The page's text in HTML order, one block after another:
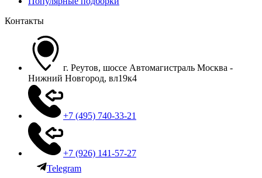
Контакты
г. Реутов, шоссе Автомагистраль Москва -
Нижний Новгород, вл19к4
+7 (495) 740-33-21
+7 (926) 141-57-27
Telegram